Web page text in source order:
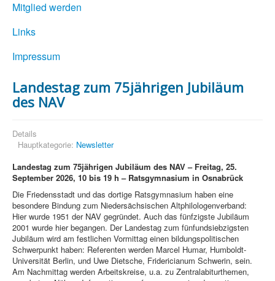
Mitglied werden
Links
Impressum
Landestag zum 75jährigen Jubiläum
des NAV
Details
Hauptkategorie: Newsletter
Landestag zum 75jährigen Jubiläum des NAV – Freitag, 25.
September 2026, 10 bis 19 h – Ratsgymnasium in Osnabrück
Die Friedensstadt und das dortige Ratsgymnasium haben eine
besondere Bindung zum Niedersächsischen Altphilologenverband:
Hier wurde 1951 der NAV gegründet. Auch das fünfzigste Jubiläum
2001 wurde hier begangen. Der Landestag zum fünfundsiebzigsten
Jubiläum wird am festlichen Vormittag einen bildungspolitischen
Schwerpunkt haben: Referenten werden Marcel Humar, Humboldt-
Universität Berlin, und Uwe Dietsche, Fridericianum Schwerin, sein.
Am Nachmittag werden Arbeitskreise, u.a. zu Zentralabiturthemen,